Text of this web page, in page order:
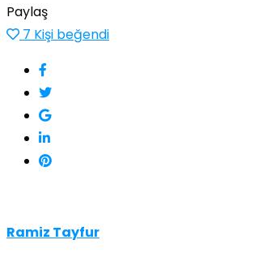
Paylaş
7 Kişi beğendi
Ramiz Tayfur